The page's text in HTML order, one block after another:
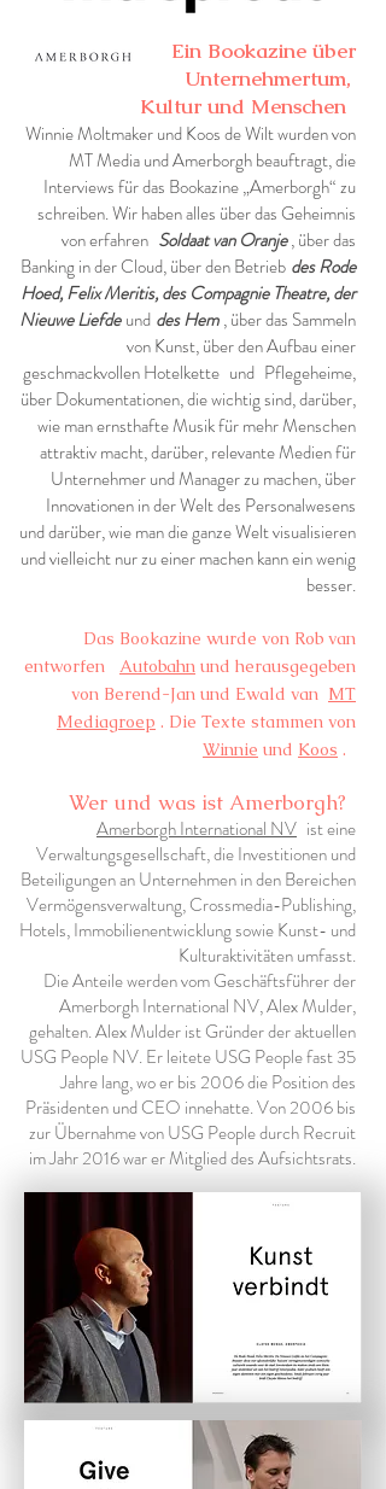
Ein Bookazine über
Unternehmertum,
Kultur und Menschen
Winnie Moltmaker und Koos de Wilt wurden von
MT Media und Amerborgh beauftragt, die
Interviews für das Bookazine „Amerborgh“ zu
schreiben. Wir haben alles über das Geheimnis
von erfahren Soldaat van Oranje, über das
Banking in der Cloud, über den Betrieb des Rode
Hoed, Felix Meritis, des Compagnie Theatre, der
Nieuwe Liefde und des Hem , über das Sammeln
von Kunst, über den Aufbau einer
geschmackvollen Hotelkette und Pflegeheime,
über Dokumentationen, die wichtig sind, darüber,
wie man ernsthafte Musik für mehr Menschen
attraktiv macht, darüber, relevante Medien für
Unternehmer und Manager zu machen, über
Innovationen in der Welt des Personalwesens
und darüber, wie man die ganze Welt visualisieren
und vielleicht nur zu einer machen kann ein wenig
besser.
Das Bookazine wurde von Rob van
entworfen
Autobahn und herausgegeben
von Berend-Jan und Ewald van MT
Mediagroep . Die Texte stammen von
Winnie und Koos .
Wer und was ist Amerborgh?
Amerborgh International NV ist eine
Verwaltungsgesellschaft, die Investitionen und
Beteiligungen an Unternehmen in den Bereichen
Vermögensverwaltung, Crossmedia-Publishing,
Hotels, Immobilienentwicklung sowie Kunst- und
Kulturaktivitäten umfasst.
Die Anteile werden vom Geschäftsführer der
Amerborgh International NV, Alex Mulder,
gehalten. Alex Mulder ist Gründer der aktuellen
USG People NV. Er leitete USG People fast 35
Jahre lang, wo er bis 2006 die Position des
Präsidenten und CEO innehatte. Von 2006 bis
zur Übernahme von USG People durch Recruit
im Jahr 2016 war er Mitglied des Aufsichtsrats.